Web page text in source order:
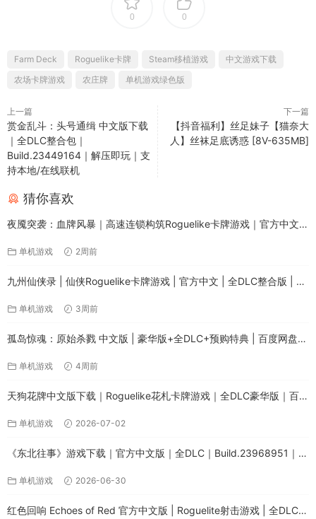
0 0
Farm Deck Roguelike卡牌 Steam移植游戏
中文游戏下载
农场卡牌游戏
农庄牌 单机游戏绿色版
上一篇
赏金乱斗：头号通缉 中文版下载
｜全DLC整合包｜
Build.23449164｜解压即玩｜支
持本地/在线联机
下一篇
【抖音福利】丝足妹子【猫奈大
人】丝袜足底诱惑 [8V-635MB]
猜你喜欢
夜魇突袭：血牌风暴｜高速连锁构筑Roguelike卡牌游戏｜官方中文｜
单机游戏 2周前
九州仙侠录 | 仙侠Roguelike卡牌游戏 | 官方中文 | 全DLC整合版 | 百
单机游戏 3周前
孤岛惊魂：原始杀戮 中文版 | 豪华版+全DLC+预购特典 | 百度网盘免
单机游戏 4周前
天狗花牌中文版下载｜Roguelike花札卡牌游戏｜全DLC豪华版｜百度
单机游戏 2026-07-02
《东北往事》游戏下载｜官方中文版｜全DLC｜Build.23968951｜解
单机游戏 2026-06-30
红色回响 Echoes of Red 官方中文版 | Roguelite射击游戏 | 全DLC整